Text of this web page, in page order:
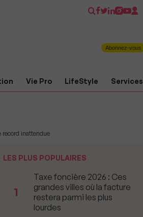
Abonnez-vous
Vie Pro LifeStyle Services
record inattendue
LES PLUS POPULAIRES
1
Taxe foncière 2026 : Ces
grandes villes où la facture
restera parmi les plus
lourdes